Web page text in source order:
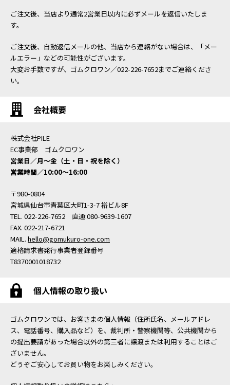
ご注文後、当店より通常2営業日以内に必ずメールを返信いたしま
す。
ご注文後、自動返信メールの他、当店から連絡がない場合は、「メー
ルエラー」などの可能性がございます。
大変お手数ですが、ゴムクロワン／022-226-7652までご連絡くださ
い。
会社概要
株式会社PILE
EC事業部 ゴムクロワン
営業日／月〜金（土・日・祝を除く）
営業時間／10:00〜16:00
〒980-0804
宮城県仙台市青葉区大町1-3-7 裕ビル8F
TEL. 022-226-7652 直通:080-9639-1607
FAX. 022-217-6721
MAIL. hello@gomukuro-one.com
適格請求書発行事業者登録番号
T8370001018732
個人情報の取り扱い
ゴムクロワンでは、お客さまの個人情報（住所氏名、メールアドレ
ス、電話番号、購入品など）を、裁判所・警察機関等、公共機関から
の提出要請があった場合以外の第三者に譲渡または利用することはご
ざいません。
どうぞご安心してお買い物をお楽しみください。